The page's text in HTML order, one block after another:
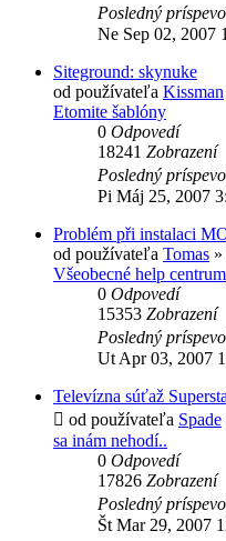
Posledný
Ne Sep 02, 2007
Siteground: skynuke
od používateľa Kissman
Etomite šablóny
0 Odpovedí
18241 Zobrazení
Posledný
Pi Máj 25, 2007
Problém při instalaci
od používateľa Tomas »
Všeobecné help centrum
0 Odpovedí
15353 Zobrazení
Posledný
Ut Apr 03, 2007
Televízna súťaž
od používateľa Spade
sa inám nehodí..
0 Odpovedí
17826 Zobrazení
Posledný
Št Mar 29, 2007